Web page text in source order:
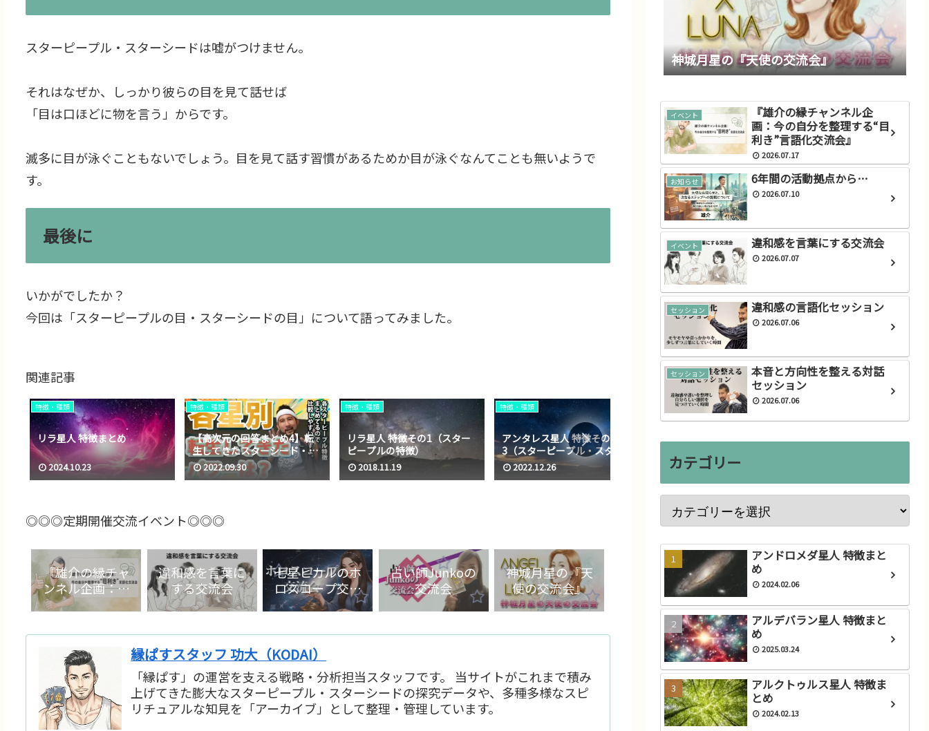
スターピープル・スターシードは嘘がつけません。
それはなぜか、しっかり彼らの目を見て話せば
「目は口ほどに物を言う」からです。
滅多に目が泳ぐこともないでしょう。目を見て話す習慣があるためか目が泳ぐなんてことも無いようで
す。
最後に
いかがでしたか？
今回は「スターピープルの目・スターシードの目」について語ってみました。
関連記事
特徴・種類
リラ星人 特徴まとめ
2024.10.23
特徴・種類
【高次元の回答まとめ4】転
生してきたスターシード・ス
ターピープルのパワーは？/各
スターシード・スターピープ
2022.09.30
特徴・種類
リラ星人 特徴その1（スター
ピープルの特徴）
2018.11.19
特徴・種類
アンタレス星人 特徴その
3（スターピープル・スター
シードの特徴）
2022.12.26
特徴・種類
改・シリウス星人の特徴（ス
ードの特徴）
2022.03.04
◎◎◎定期開催交流イベント◎◎◎
『雄介の縁チャ
ンネル企画：今
の自分を整理す
化交流会』
違和感を言葉に
する交流会
七星ヒカルのホ
ロスコープ交流
会
占い師Junkoの
交流会
神城月星の『天
使の交流会』
縁ぱすスタッフ 功大（KODAI）
「縁ぱす」の運営を支える戦略・分析担当スタッフです。 当サイトがこれまで積み
上げてきた膨大なスターピープル・スターシードの探究データや、多種多様なスピ
リチュアルな知見を「アーカイブ」として整理・管理しています。
神城月星の『天使の交流会』
イベント
『雄介の縁チャンネル企
画：今の自分を整理する“目
利き”言語化交流会』
2026.07.17
お知らせ 6年間の活動拠点から…
2026.07.10
イベント 違和感を言葉にする交流会
2026.07.07
セッション 違和感の言語化セッション
2026.07.06
セッション
本音と方向性を整える対話
セッション
2026.07.06
カテゴリー
アンドロメダ星人 特徴まと
め
2024.02.06
アルデバラン星人 特徴まと
め
2025.03.24
アルクトゥルス星人 特徴ま
とめ
2024.02.13